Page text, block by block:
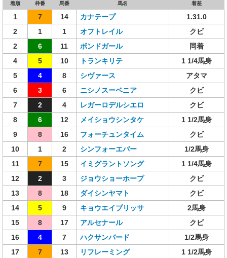
着順 枠番 馬番 馬名 着差
1 7 14 カナテープ
1.31.0
2
1 1 オフトレイル
クビ
2
6 11 ボンドガール
同着
4
5 10 トランキリテ
1 1/4馬身
5
4 8 シヴァース
アタマ
6
3 6 ニシノスーベニア
クビ
7
2 4 レガーロデルシエロ
クビ
8
6 12 メイショウシンタケ
1 1/2馬身
9
8 16 フォーチュンタイム
クビ
10
1 2 シンフォーエバー
1/2馬身
11
7 15 イミグラントソング
1 1/4馬身
12
2 3 ジョウショーホープ
クビ
13
8 18 ダイシンヤマト
クビ
14
5 9 キョウエイブリッサ
2馬身
15
8 17 アルセナール
クビ
16
4 7 ハクサンバード
1/2馬身
17
7 13 リフレーミング
1 1/2馬身